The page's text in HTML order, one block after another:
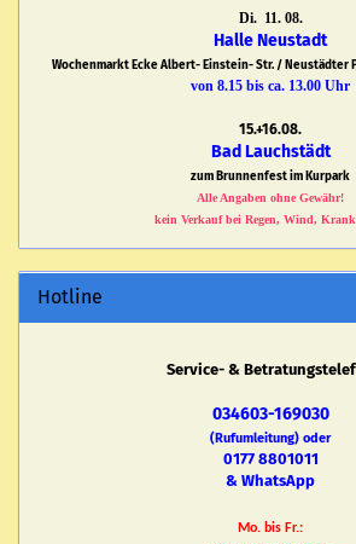
Di. 11. 08.
Halle Neustadt
Wochenmarkt Ecke Albert- Einstein- Str. / Neustädter
von 8.15 bis ca. 13.00 Uhr
15.+16.08.
Bad Lauchstädt
zum Brunnenfest im Kurpark
Alle Angaben ohne Gewähr!
kein Verkauf bei Regen, Wind,
Hotline
Service- &
034603-169030
(Rufumleitung) oder
0177 8801011
& WhatsApp
Mo. bis Fr.: